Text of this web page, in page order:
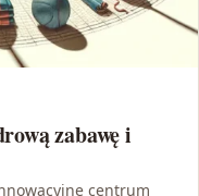
zabawę i
centrum